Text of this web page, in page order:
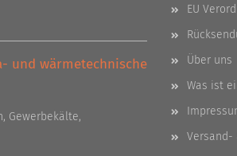
und wärmetechnische
Gewerbekälte,
EU
Über uns
Was ist
Versand-